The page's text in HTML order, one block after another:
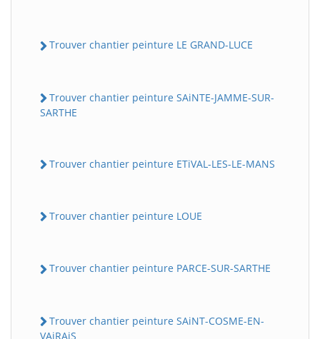
Trouver chantier peinture LE GRAND-LUCE
Trouver chantier peinture SAiNTE-JAMME-SUR-
SARTHE
Trouver chantier peinture ETiVAL-LES-LE-MANS
Trouver chantier peinture LOUE
Trouver chantier peinture PARCE-SUR-SARTHE
Trouver chantier peinture SAiNT-COSME-EN-
VAiRAiS